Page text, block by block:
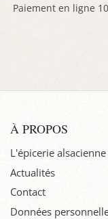
Paiement en ligne
À PROPOS
L'épicerie alsacienne
Actualités
Contact
Données